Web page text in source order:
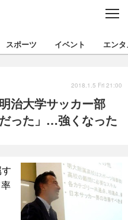
C
バックナンバー
インプレ
国内
写真
スポーツ
文化
出版／映画
ファッション
政治
スポーツ イベント エンタ
治大学サッカー部
った」…強くなった
2018.1.5 Fri 21:00